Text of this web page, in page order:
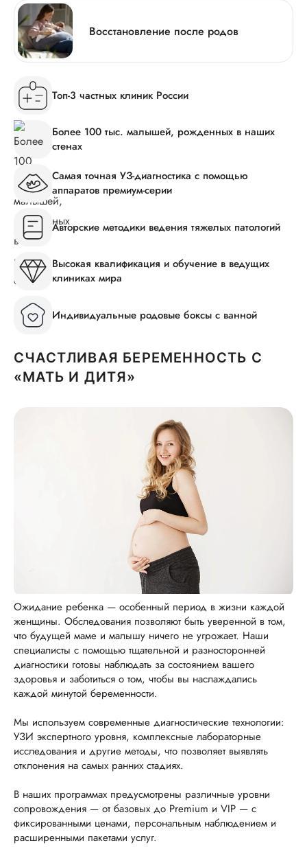
Восстановление после родов
Топ-3 частных клиник России
Более 100 тыс. малышей, рожденных в наших
стенах
Самая точная УЗ-диагностика с помощью
аппаратов премиум-серии
Авторские методики ведения тяжелых патологий
Высокая квалификация и обучение в ведущих
клиниках мира
Индивидуальные родовые боксы с ванной
СЧАСТЛИВАЯ БЕРЕМЕННОСТЬ С
«МАТЬ И ДИТЯ»
Ожидание ребенка — особенный период в жизни каждой
женщины. Обследования позволяют быть уверенной в том,
что будущей маме и малышу ничего не угрожает. Наши
специалисты с помощью тщательной и разносторонней
диагностики готовы наблюдать за состоянием вашего
здоровья и заботиться о том, чтобы вы наслаждались
каждой минутой беременности.
Мы используем современные диагностические технологии:
УЗИ экспертного уровня, комплексные лабораторные
исследования и другие методы, что позволяет выявлять
отклонения на самых ранних стадиях.
В наших программах предусмотрены различные уровни
сопровождения — от базовых до Premium и VIP — с
фиксированными ценами, персональным наблюдением и
расширенными пакетами услуг.